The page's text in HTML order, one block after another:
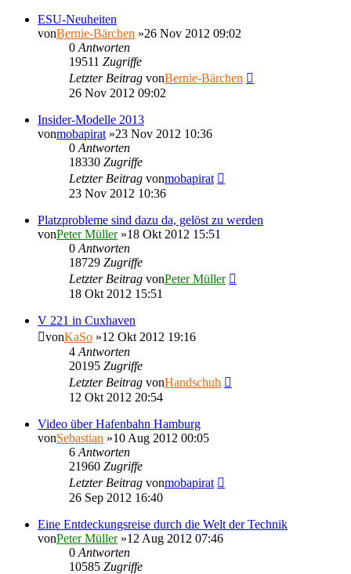
ESU-Neuheiten
vonBernie-Bärchen »26 Nov 2012 09:02
0 Antworten
19511 Zugriffe
Letzter Beitrag vonBernie-Bärchen
26 Nov 2012 09:02
Insider-Modelle 2013
vonmobapirat »23 Nov 2012 10:36
0 Antworten
18330 Zugriffe
Letzter Beitrag vonmobapirat
23 Nov 2012 10:36
Platzprobleme sind dazu da, gelöst zu werden
vonPeter Müller»18 Okt 2012 15:51
0 Antworten
18729 Zugriffe
Letzter Beitrag vonPeter Müller
18 Okt 2012 15:51
V 221 in Cuxhaven
vonKaSo »12 Okt 2012 19:16
4 Antworten
20195 Zugriffe
Letzter Beitrag vonHandschuh
12 Okt 2012 20:54
Video über Hafenbahn Hamburg
vonSebastian »10 Aug 2012 00:05
6 Antworten
21960 Zugriffe
Letzter Beitrag vonmobapirat
26 Sep 2012 16:40
Eine Entdeckungsreise durch die Welt der Technik
vonPeter Müller»12 Aug 2012 07:46
0 Antworten
10585 Zugriffe